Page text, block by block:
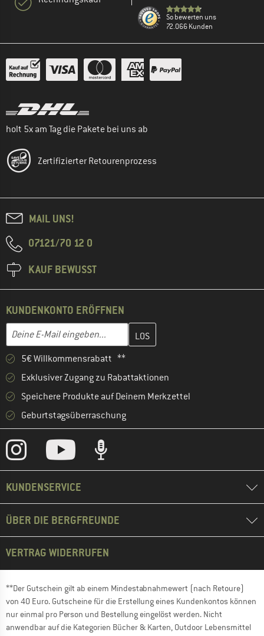
So bewerten uns
72.066 Kunden
holt 5x am Tag die Pakete bei uns ab
Zertifizierter Retourenprozess
MAIL UNS!
07121/70 12 0
KAUF BEWUSST
KUNDENKONTO ERÖFFNEN
E-Mail-Adresse
Gib hier deine E-Mail-Adresse ein und erstelle im nächsten
5€ Willkommensrabatt **
Exklusiver Zugang zu Rabattaktionen
Speichere Produkte auf Deinem Merkzettel
Geburtstagsüberraschung
KUNDENSERVICE
ÜBER DIE BERGFREUNDE
VERTRAG WIDERRUFEN
**Der Gutschein gilt ab einem Mindestabnahmewert (nach Retoure)
von 40 Euro. Gutscheine für die Erstellung eines Kundenkontos können
nur einmal pro Person und Bestellung eingelöst werden. Nicht
anwendbar auf die Kategorien Bücher & Karten, Outdoor Lebensmittel